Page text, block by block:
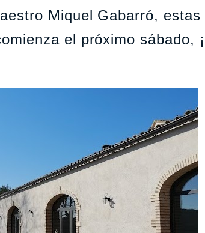
Miquel Gabarró,
el próximo sábado,